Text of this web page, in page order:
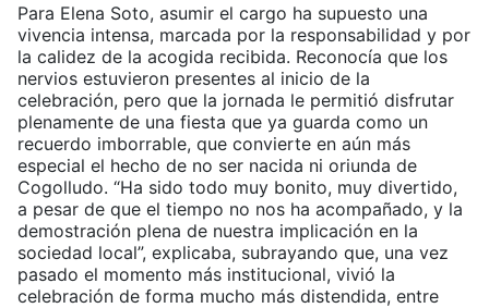
Para Elena Soto, asumir el cargo ha supuesto una
vivencia intensa, marcada por la responsabilidad y por
la calidez de la acogida recibida. Reconocía que los
nervios estuvieron presentes al inicio de la
celebración, pero que la jornada le permitió disfrutar
plenamente de una fiesta que ya guarda como un
recuerdo imborrable, que convierte en aún más
especial el hecho de no ser nacida ni oriunda de
Cogolludo. “Ha sido todo muy bonito, muy divertido,
a pesar de que el tiempo no nos ha acompañado, y la
demostración plena de nuestra implicación en la
sociedad local”, explicaba, subrayando que, una vez
pasado el momento más institucional, vivió la
celebración de forma mucho más distendida, entre